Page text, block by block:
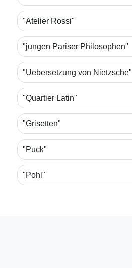
"Atelier Rossi"
"jungen Pariser Philosophen"
"Uebersetzung von Nietzsche"
"Quartier Latin"
"Grisetten"
"Puck"
"Pohl"